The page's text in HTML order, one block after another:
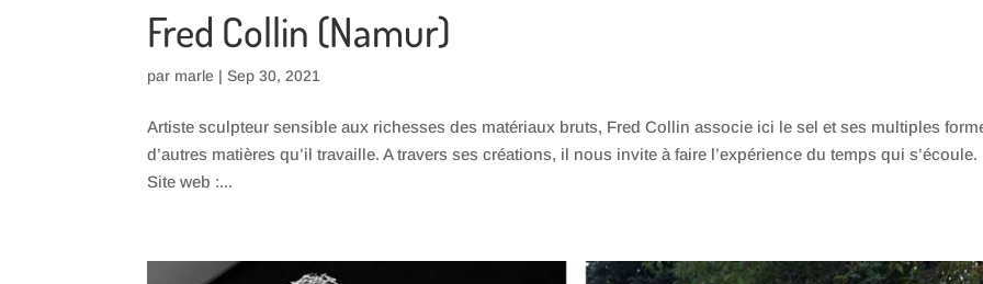
Fred Collin (Namur)
par marle | Sep 30, 2021
Artiste sculpteur sensible aux richesses des matériaux bruts, Fred Collin associe ici le sel et ses multiples
d’autres matières qu’il travaille. A travers ses créations, il nous invite à faire l’expérience du temps qui
Site web :...